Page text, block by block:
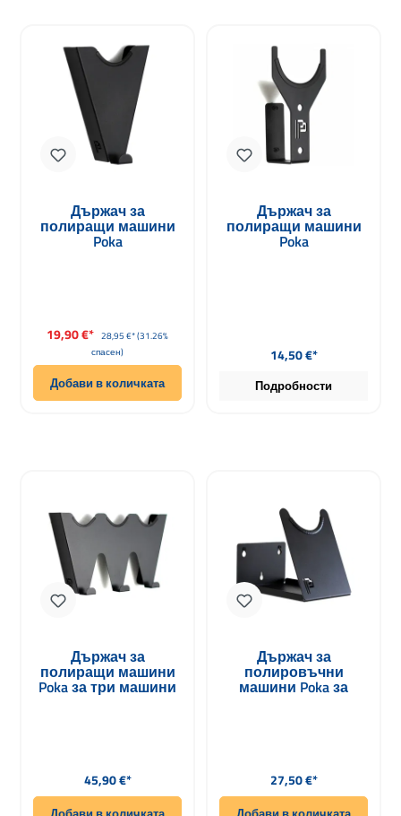
Държач за
полиращи машини
Poka
Продажна цена:
19,90 €* Редовна цена:
28,95 €*(31.26%
спасен)
Добави в количката
Държач за
полиращи машини
Poka
Редовна цена:
14,50 €*
Подробности
Държач за
полиращи машини
Poka за три машини
Редовна цена:
45,90 €*
Държач за
полировъчни
машини Poka за
Редовна цена:
27,50 €*